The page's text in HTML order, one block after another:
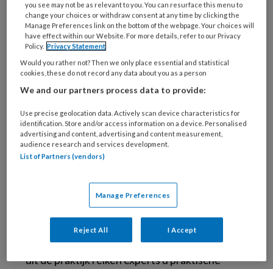
Experts uit de praktijk belichten het
onderwerp vermoeidheid aan de hand
van actuele thema's.
Bijblijven met de huidige stand
van wetenschap
In verdiepende keuzesessies met voorbeelden
uit de praktijk reiken experts u praktische
you see may not be as relevant to you. You can resurface this menu to
change your choices or withdraw consent at any time by clicking the
Manage Preferences link on the bottom of the webpage. Your choices will
have effect within our Website. For more details, refer to our Privacy
Policy. Privacy Statement
Would you rather not? Then we only place essential and statistical
cookies, these do not record any data about you as a person
We and our partners process data to provide:
Use precise geolocation data. Actively scan device characteristics for
identification. Store and/or access information on a device. Personalised
advertising and content, advertising and content measurement,
audience research and services development.
List of Partners (vendors)
Manage Preferences
Reject All I Accept